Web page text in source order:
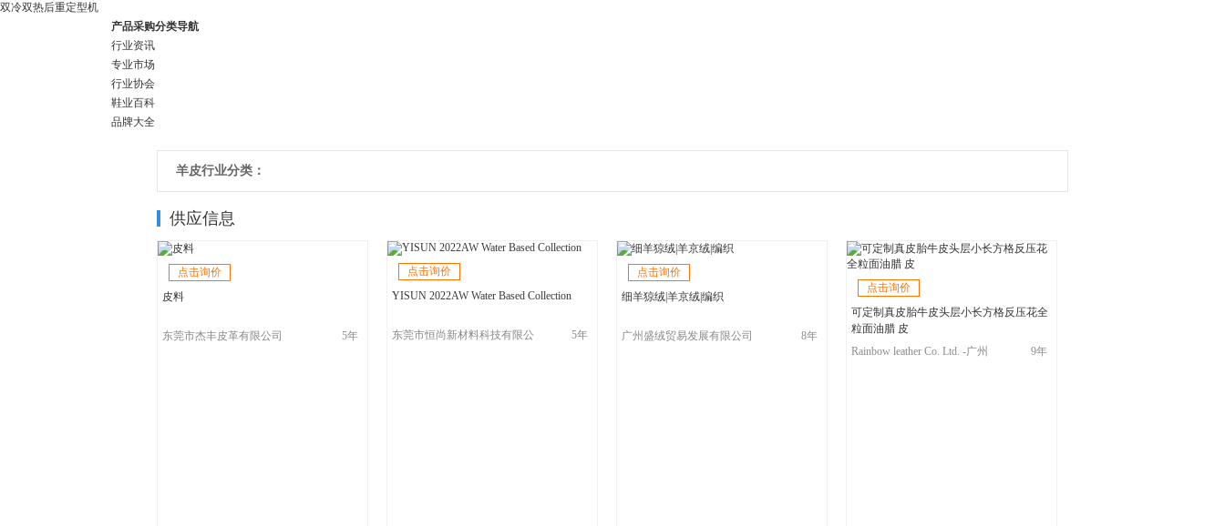
双冷双热后重定型机
产品采购分类导航
行业资讯
专业市场
行业协会
鞋业百科
品牌大全
羊皮行业分类：
供应信息
点击询价
皮料
东莞市杰丰皮革有限公司 5年
点击询价
YISUN 2022AW Water Based Collection
东莞市恒尚新材料科技有限公
5年
点击询价
细羊猄绒|羊京绒|编织
广州盛绒贸易发展有限公司
8年
点击询价
可定制真皮胎牛皮头层小长方格反压花全
粒面油腊 皮
Rainbow leather Co. Ltd. -广州
9年